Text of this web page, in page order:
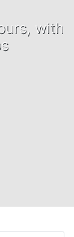
with